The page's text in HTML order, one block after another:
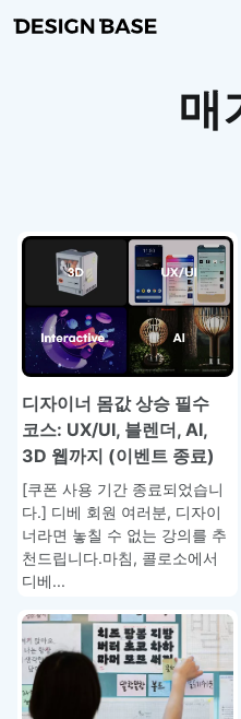
매
디자이너 몸값 상승 필수
코스: UX/UI, 블렌더, AI,
3D 웹까지 (이벤트 종료)
[쿠폰 사용 기간 종료되었습니
다.] 디베 회원 여러분, 디자이
너라면 놓칠 수 없는 강의를 추
천드립니다.마침, 콜로소에서
디베...